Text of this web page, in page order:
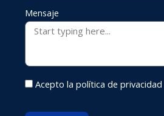
Mensaje
Acepto la política de privacidad